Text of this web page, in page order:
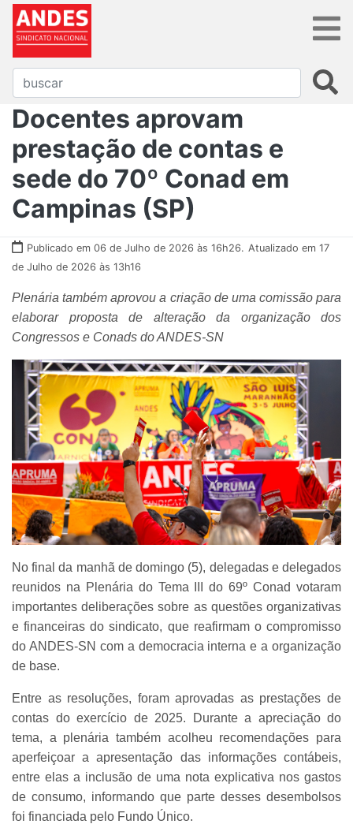
Docentes aprovam
prestação de contas e
sede do 70º Conad em
Campinas (SP)
Publicado em 06 de Julho de 2026 às 16h26. Atualizado em 17
de Julho de 2026 às 13h16
Plenária também aprovou a criação de uma comissão para
elaborar proposta de alteração da organização dos
Congressos e Conads do ANDES-SN
No final da manhã de domingo (5), delegadas e delegados
reunidos na Plenária do Tema III do 69º Conad votaram
importantes deliberações sobre as questões organizativas
e financeiras do sindicato, que reafirmam o compromisso
do ANDES-SN com a democracia interna e a organização
de base.
Entre as resoluções, foram aprovadas as prestações de
contas do exercício de 2025. Durante a apreciação do
tema, a plenária também acolheu recomendações para
aperfeiçoar a apresentação das informações contábeis,
entre elas a inclusão de uma nota explicativa nos gastos
de consumo, informando que parte desses desembolsos
foi financiada pelo Fundo Único.